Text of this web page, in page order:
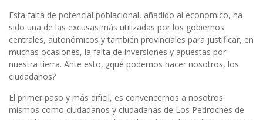
Esta falta de potencial poblacional, añadido al económico, ha
sido una de las excusas más utilizadas por los gobiernos
centrales, autonómicos y también provinciales para justificar, en
muchas ocasiones, la falta de inversiones y apuestas por
nuestra tierra. Ante esto, ¿qué podemos hacer nosotros, los
ciudadanos?
El primer paso y más difícil, es convencernos a nosotros
mismos como ciudadanos y ciudadanas de Los Pedroches de